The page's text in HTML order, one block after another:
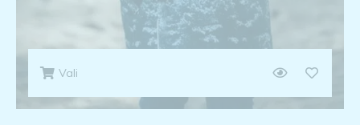
Vali